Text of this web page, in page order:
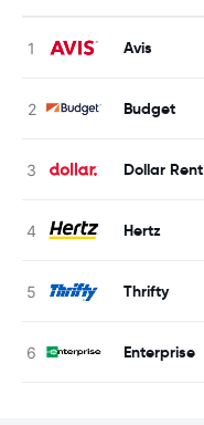
Avis
Budget
Dollar
Hertz
Thrifty
Enterprise